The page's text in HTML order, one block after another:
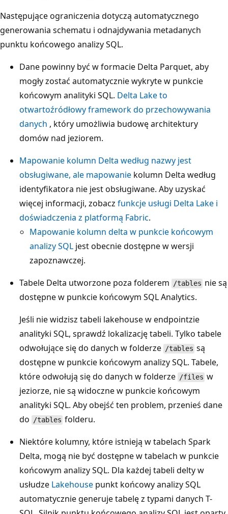
Następujące ograniczenia dotyczą automatycznego
generowania schematu i odnajdywania metadanych
punktu końcowego analizy SQL.
Dane powinny być w formacie Delta Parquet, aby
mogły zostać automatycznie wykryte w punkcie
końcowym analityki SQL. Delta Lake to
otwartoźródłowy framework do przechowywania
danych , który umożliwia budowę architektury
domów nad jeziorem.
Mapowanie kolumn Delta według nazwy jest
obsługiwane, ale mapowanie kolumn Delta według
identyfikatora nie jest obsługiwane. Aby uzyskać
więcej informacji, zobacz funkcje usługi Delta Lake i
doświadczenia z platformą Fabric.
Mapowanie kolumn delta w punkcie końcowym
analizy SQL jest obecnie dostępne w wersji
zapoznawczej.
Tabele Delta utworzone poza folderem /tables nie są
dostępne w punkcie końcowym SQL Analytics.
Jeśli nie widzisz tabeli lakehouse w endpointzie
analityki SQL, sprawdź lokalizację tabeli. Tylko tabele
odwołujące się do danych w folderze /tables są
dostępne w punkcie końcowym analizy SQL. Tabele,
które odwołują się do danych w folderze /files w
jeziorze, nie są widoczne w punkcie końcowym
analityki SQL. Aby obejść ten problem, przenieś dane
do /tables folderu.
Niektóre kolumny, które istnieją w tabelach Spark
Delta, mogą nie być dostępne w tabelach w punkcie
końcowym analizy SQL. Dla każdej tabeli delty w
usłudze Lakehouse punkt końcowy analizy SQL
automatycznie generuje tabelę z typami danych T-